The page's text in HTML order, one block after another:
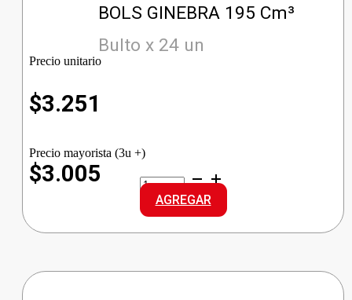
BOLS GINEBRA 195 Cm³
Bulto x 24 un
Precio unitario
$3.251
Precio mayorista (3u +)
$3.005
BOLS
GINEBRA
cantidad
AGREGAR